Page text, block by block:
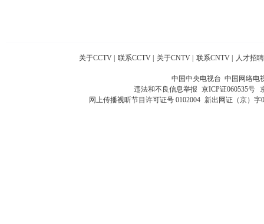
关于CCTV 联系CCTV 关于CNTV 联系CNTV 人才招聘
中国中央电视台 中国网络电
违法和不良信息举报 京ICP证060535号
网上传播视听节目许可证号 0102004 新出网证（京）